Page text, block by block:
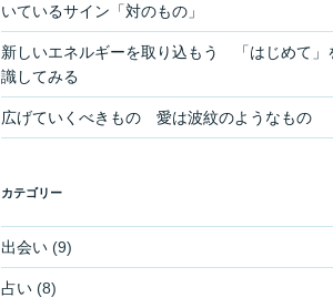
いているサイン「対のもの」
新しいエネルギーを取り込もう 「はじめて」
識してみる
広げていくべきもの 愛は波紋のようなもの
カテゴリー
出会い(9)
占い(8)